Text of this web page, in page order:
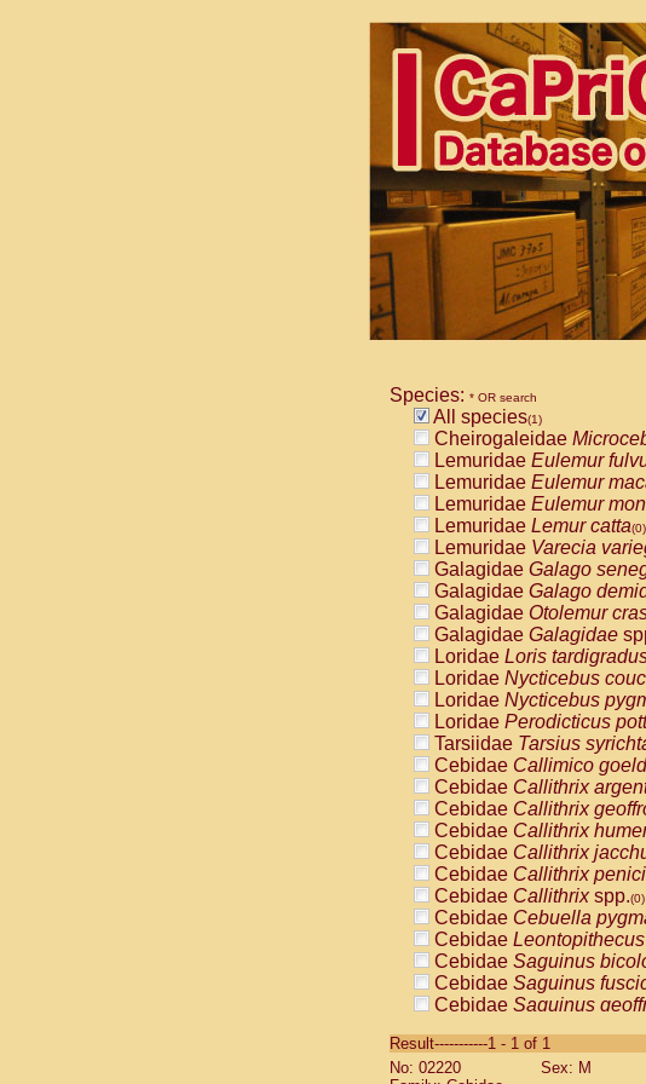
Species: * OR search
All species(1)
Cheirogaleidae
Lemuridae Eulemur
Lemuridae Eulemur
Lemuridae Eulemur
Lemuridae Lemur catta(0)
Lemuridae Varecia
Galagidae Galago
Galagidae Galago
Galagidae Otolemur
Galagidae Galagidae
Loridae Loris
Loridae Nycticebus
Loridae Nycticebus
Loridae Perodicticus
Tarsiidae Tarsius
Cebidae Callimico
Cebidae Callithrix
Cebidae Callithrix
Cebidae Callithrix
Cebidae Callithrix
Cebidae Callithrix
Cebidae Callithrixspp.(0)
Cebidae Cebuella
Cebidae
Cebidae Saguinus
Cebidae Saguinus
Cebidae Saguinus
CebidaeSaguinus
Cebidae Saguinus
Result-----------1 - 1 of 1
No: 02220
Sex: M